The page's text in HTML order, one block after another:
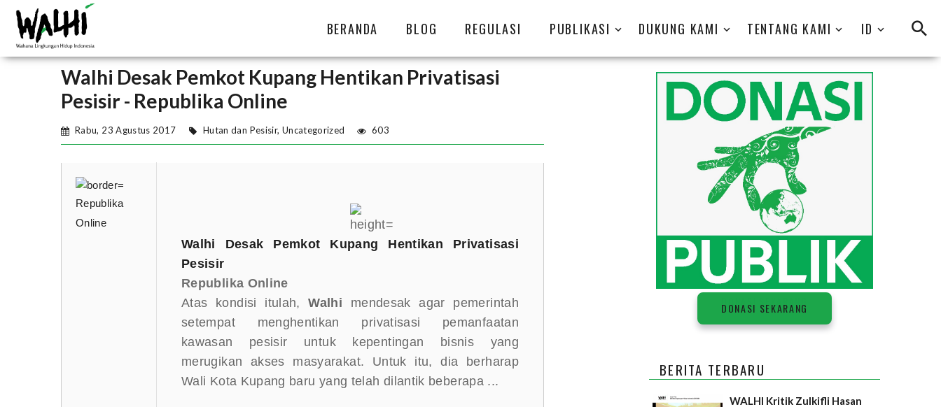
BERANDA BLOG REGULASI PUBLIKASI DUKUNG KAMI TENTANG KAMI ID
Walhi Desak Pemkot Kupang Hentikan Privatisasi
Pesisir - Republika Online
Rabu, 23 Agustus 2017 Hutan dan Pesisir, Uncategorized 603
Republika
Online
Walhi Desak Pemkot Kupang Hentikan Privatisasi
Pesisir
Republika Online
Atas kondisi itulah,Walhi mendesak agar pemerintah
setempat menghentikan privatisasi pemanfaatan
kawasan pesisir untuk kepentingan bisnis yang
merugikan akses masyarakat. Untuk itu, dia berharap
Wali Kota Kupang baru yang telah dilantik beberapa ...
DONASI SEKARANG
BERITA TERBARU
WALHI Kritik Zulkifli Hasan